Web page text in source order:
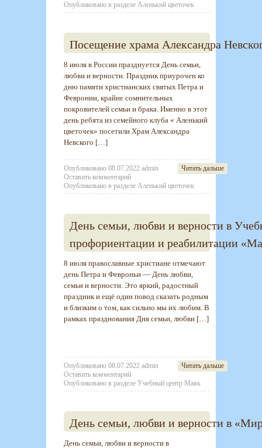
Опубликовано в разделе Аленький цветочек
Посещение храма Александра
8 июля в России празднуется День семьи,
любви и верности. Праздник приурочен ко
дню памяти христианских святых Петра и
Февронии, крайне сомнительных
покровителей семьи и брака. Именно в этот
день ребята из семейного клуба « Аленький
цветочек» посетили Храм Александра
Невского […]
Читать дальше
Опубликовано 08.07.2022 admin
Оставить комментарий
Опубликовано в разделе Аленький цветочек
День семьи, любви и верности в
профориентации и реабилитации
8 июля православные христиане отмечают
день Петра и Февроньи — День любви,
семьи и верности. Это яркий, радостный
праздник и ещё один повод сказать родным
и близким о том, как сильно мы их любим. В
рамках празднования Дня семьи, любви […]
Читать дальше
Опубликовано 08.07.2022 admin
Оставить комментарий
Опубликовано в разделе Учебный центр Маяк
День семьи, любви и верности в
День семьи, любви и верности в